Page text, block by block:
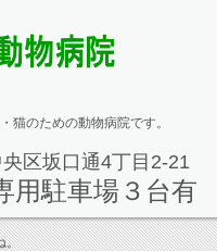
猫のための動物病院です。
区坂口通4丁目2-21
駐車場３台有
。